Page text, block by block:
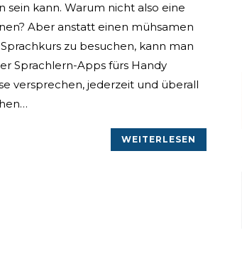
sein kann. Warum nicht also eine
Aber anstatt einen mühsamen
zu besuchen, kann man
Sprachlern-Apps fürs Handy
versprechen, jederzeit und überall
WEITERLESEN